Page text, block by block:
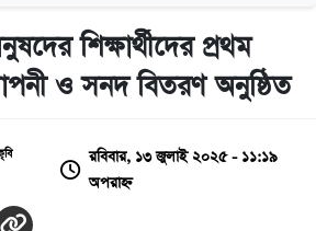
শিক্ষার্থীদের প্রথম
ও সনদ বিতরণ অনুষ্ঠিত
রবিবার, ১৩ জুলাই ২০২৫ - ১১:১৯
অপরাহ্ন